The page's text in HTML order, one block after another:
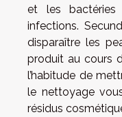
et les bactéries
infections.
disparaître les
produit au cours
l’habitude de
le nettoyage
résidus